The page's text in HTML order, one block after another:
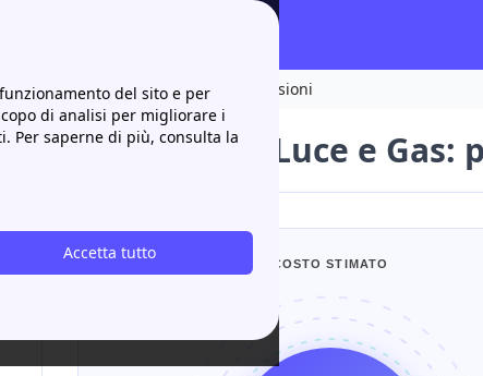
del sito e per
di analisi per migliorare i
Per saperne di più, consulta la
Accetta tutto
e Gas: prezzo fisso, quota e recensioni
Enel Fix WOW Luce e
COSTO STIMATO